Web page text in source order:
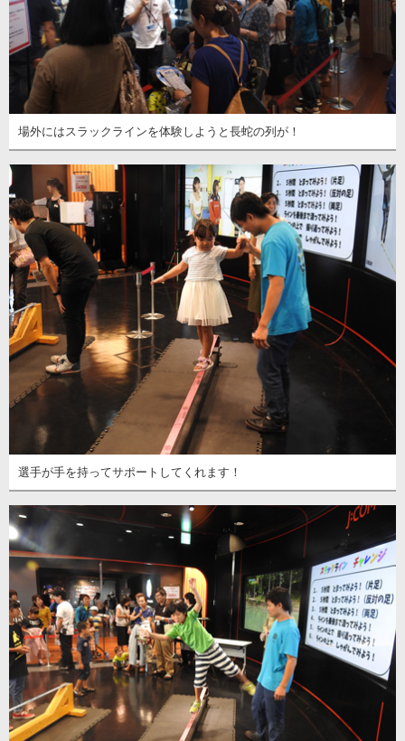
場外にはスラックラインを体験しようと長蛇の列が！
選手が手を持ってサポートしてくれます！